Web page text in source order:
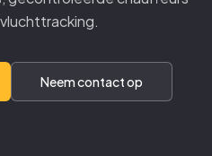
Neem contact op